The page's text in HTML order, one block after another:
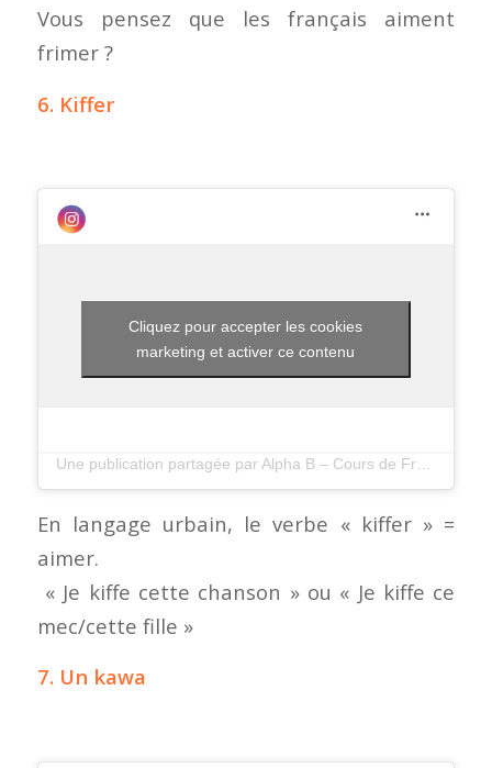
Vous pensez que les français aiment
frimer ?
6. Kiffer
Cliquez pour accepter les cookies
marketing et activer ce contenu
En langage urbain, le verbe « kiffer » =
aimer.
« Je kiffe cette chanson » ou « Je kiffe ce
mec/cette fille »
7. Un kawa